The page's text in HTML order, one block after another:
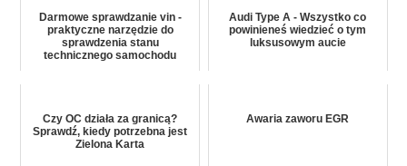
Darmowe sprawdzanie vin -
praktyczne narzędzie do
sprawdzenia stanu
technicznego samochodu
Audi Type A - Wszystko co
powinieneś wiedzieć o tym
luksusowym aucie
Czy OC działa za granicą?
Sprawdź, kiedy potrzebna jest
Zielona Karta
Awaria zaworu EGR